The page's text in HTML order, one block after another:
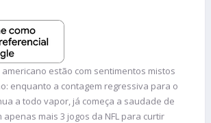
estão com sentimentos mistos
enquanto a contagem regressiva para o
a todo vapor, já começa a saudade de
mais 3 jogos da NFL para curtir